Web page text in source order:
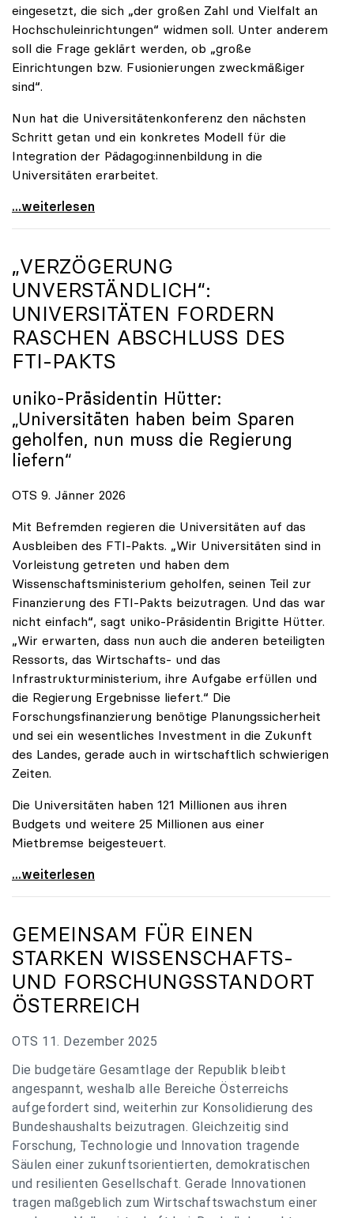
eingesetzt, die sich „der großen Zahl und Vielfalt an
Hochschuleinrichtungen“ widmen soll. Unter anderem
soll die Frage geklärt werden, ob „große
Einrichtungen bzw. Fusionierungen zweckmäßiger
sind“.
Nun hat die Universitätenkonferenz den nächsten
Schritt getan und ein konkretes Modell für die
Integration der Pädagog:innenbildung in die
Universitäten erarbeitet.
Schools of Education an den Universitäten: Für
...weiterlesen
„VERZÖGERUNG
UNVERSTÄNDLICH“:
UNIVERSITÄTEN FORDERN
RASCHEN ABSCHLUSS DES
FTI-PAKTS
uniko-Präsidentin Hütter:
„Universitäten haben beim Sparen
geholfen, nun muss die Regierung
liefern“
OTS 9. Jänner 2026
Mit Befremden regieren die Universitäten auf das
Ausbleiben des FTI-Pakts. „Wir Universitäten sind in
Vorleistung getreten und haben dem
Wissenschaftsministerium geholfen, seinen Teil zur
Finanzierung des FTI-Pakts beizutragen. Und das war
nicht einfach“, sagt uniko-Präsidentin Brigitte Hütter.
„Wir erwarten, dass nun auch die anderen beteiligten
Ressorts, das Wirtschafts- und das
Infrastrukturministerium, ihre Aufgabe erfüllen und
die Regierung Ergebnisse liefert.“ Die
Forschungsfinanzierung benötige Planungssicherheit
und sei ein wesentliches Investment in die Zukunft
des Landes, gerade auch in wirtschaftlich schwierigen
Zeiten.
Die Universitäten haben 121 Millionen aus ihren
Budgets und weitere 25 Millionen aus einer
Mietbremse beigesteuert.
„Verzögerung unverständlich“: Universitäten
...weiterlesen
GEMEINSAM FÜR EINEN
STARKEN WISSENSCHAFTS-
UND FORSCHUNGSSTANDORT
ÖSTERREICH
OTS 11. Dezember 2025
Die budgetäre Gesamtlage der Republik bleibt
angespannt, weshalb alle Bereiche Österreichs
aufgefordert sind, weiterhin zur Konsolidierung des
Bundeshaushalts beizutragen. Gleichzeitig sind
Forschung, Technologie und Innovation tragende
Säulen einer zukunftsorientierten, demokratischen
und resilienten Gesellschaft. Gerade Innovationen
tragen maßgeblich zum Wirtschaftswachstum einer